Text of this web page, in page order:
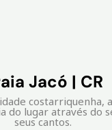
Jacó | CR
costarriquenha,
do lugar através do
seus cantos.